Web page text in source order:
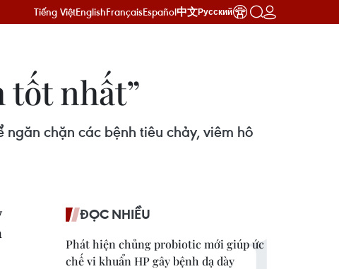
Tiếng ViệtEnglishFrançaisEspañol中文Русский
tốt nhất”
chặn các bệnh tiêu chảy, viêm hô
ĐỌC NHIỀU
Phát hiện chủng probiotic mới giúp ức
chế vi khuẩn HP gây bệnh dạ dày